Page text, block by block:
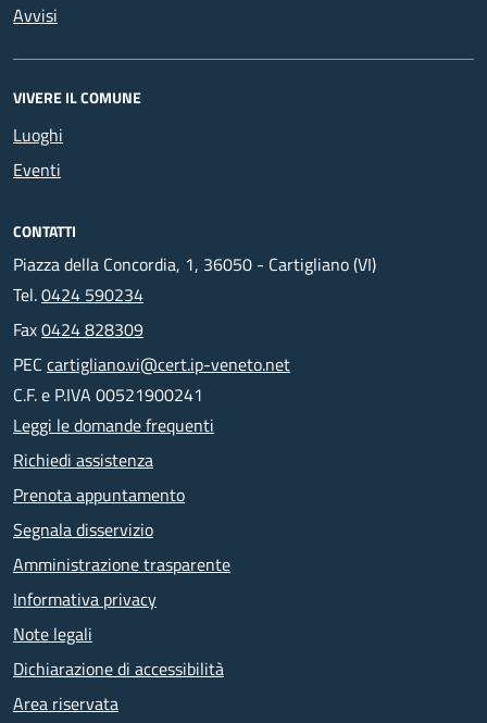
Avvisi
VIVERE IL COMUNE
Luoghi
Eventi
CONTATTI
Piazza della Concordia, 1, 36050 - Cartigliano (VI)
Tel.0424 590234
Fax0424 828309
PEC cartigliano.vi@cert.ip-veneto.net
C.F. e P.IVA 00521900241
Leggi le domande frequenti
Richiedi assistenza
Prenota appuntamento
Segnala disservizio
Amministrazione trasparente
Informativa privacy
Note legali
Dichiarazione di accessibilità
Area riservata